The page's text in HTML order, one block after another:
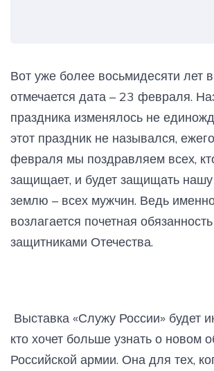
Вот уже более восьмидесяти лет
отмечается дата – 23 февраля.
праздника изменялось не
этот праздник не назывался,
февраля мы поздравляем всех,
защищает, и будет защищать
землю – всех мужчин. Ведь
возлагается почетная
защитниками Отечества.
Выставка «Служу России» будет
кто хочет больше узнать о новом
Российской армии. Она для тех,